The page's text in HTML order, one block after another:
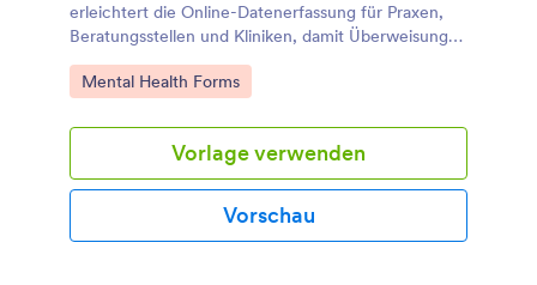
erleichtert die Online-Datenerfassung für Praxen,
Beratungsstellen und Kliniken, damit Überweisungen
nachvollziehbar eingehen, priorisiert werden können
und jede Formular-Antwort zentral verfügbar ist.
Go to Category:
Mental Health Forms
Vorlage verwenden
Vorschau